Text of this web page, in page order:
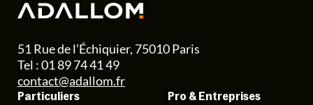
51 Rue de l’Échiquier, 75010 Paris
Tel : 01 89 74 41 49
contact@adallom.fr
Particuliers Pro & Entreprises